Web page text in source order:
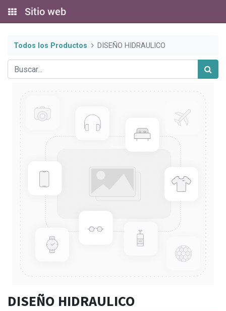
Sitio web
Todos los Productos DISEÑO HIDRAULICO
DISEÑO HIDRAULICO